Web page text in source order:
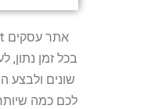
בכל זמן
שונים ולבצע
לכם כמה